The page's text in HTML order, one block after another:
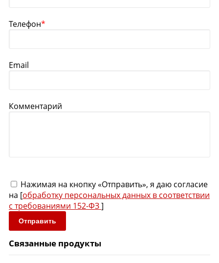
Телефон*
Email
Комментарий
Нажимая на кнопку «Отправить», я даю согласие
на [обработку персональных данных в соответствии
с требованиями 152-ФЗ]
Отправить
Связанные продукты